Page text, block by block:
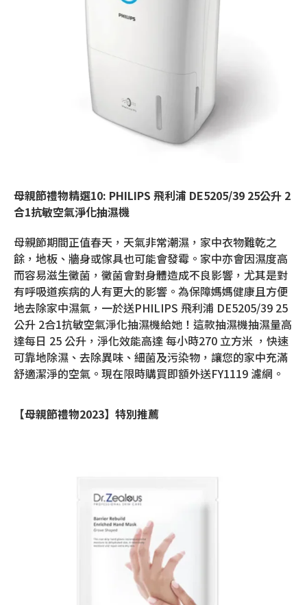
母親節禮物精選10: PHILIPS 飛利浦 DE5205/39 25公升 2
合1抗敏空氣淨化抽濕機
母親節期間正值春天，天氣非常潮濕，家中衣物難乾之
餘，地板、牆身或傢具也可能會發霉。家中亦會因濕度高
而容易滋生黴菌，黴菌會對身體造成不良影響，尤其是對
有呼吸道疾病的人有更大的影響。為保障媽媽健康且方便
地去除家中濕氣，一於送PHILIPS 飛利浦 DE5205/39 25
公升 2合1抗敏空氣淨化抽濕機給她！這款抽濕機抽濕量高
達每日 25 公升，淨化效能高達 每小時270 立方米 ，快速
可靠地除濕、去除異味、細菌及污染物，讓您的家中充滿
舒適潔淨的空氣。現在限時購買即額外送FY1119 濾網。
【母親節禮物2023】特別推薦